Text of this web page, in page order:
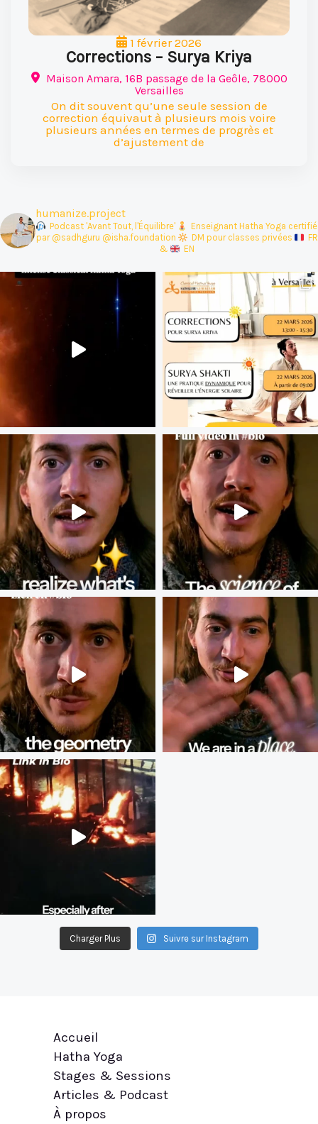
1 février 2026
Corrections – Surya Kriya
Maison Amara, 16B passage de la Geôle, 78000
Versailles
On dit souvent qu’une seule session de
correction équivaut à plusieurs mois voire
plusieurs années en termes de progrès et
d’ajustement de
humanize.project
Podcast 'Avant Tout, l'Équilibre'
‍ Enseignant Hatha Yoga certifié
par @sadhguru @isha.foundation
DM pour classes privées
FR
&
EN
Charger Plus Suivre sur Instagram
Accueil
Hatha Yoga
Stages & Sessions
Articles & Podcast
À propos